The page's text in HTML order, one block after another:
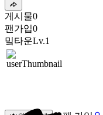
게시물0
팬가입0
밐타운Lv.1